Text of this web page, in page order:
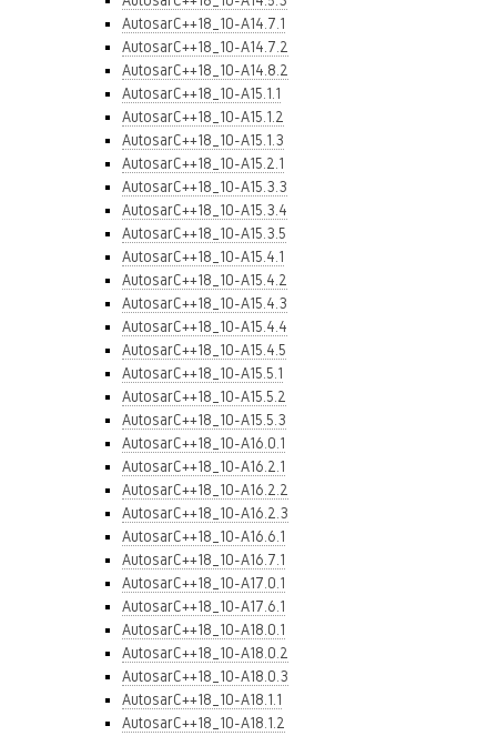
AutosarC++18_10-A14.7.1
AutosarC++18_10-A14.7.2
AutosarC++18_10-A14.8.2
AutosarC++18_10-A15.1.1
AutosarC++18_10-A15.1.2
AutosarC++18_10-A15.1.3
AutosarC++18_10-A15.2.1
AutosarC++18_10-A15.3.3
AutosarC++18_10-A15.3.4
AutosarC++18_10-A15.3.5
AutosarC++18_10-A15.4.1
AutosarC++18_10-A15.4.2
AutosarC++18_10-A15.4.3
AutosarC++18_10-A15.4.4
AutosarC++18_10-A15.4.5
AutosarC++18_10-A15.5.1
AutosarC++18_10-A15.5.2
AutosarC++18_10-A15.5.3
AutosarC++18_10-A16.0.1
AutosarC++18_10-A16.2.1
AutosarC++18_10-A16.2.2
AutosarC++18_10-A16.2.3
AutosarC++18_10-A16.6.1
AutosarC++18_10-A16.7.1
AutosarC++18_10-A17.0.1
AutosarC++18_10-A17.6.1
AutosarC++18_10-A18.0.1
AutosarC++18_10-A18.0.2
AutosarC++18_10-A18.0.3
AutosarC++18_10-A18.1.1
AutosarC++18_10-A18.1.2